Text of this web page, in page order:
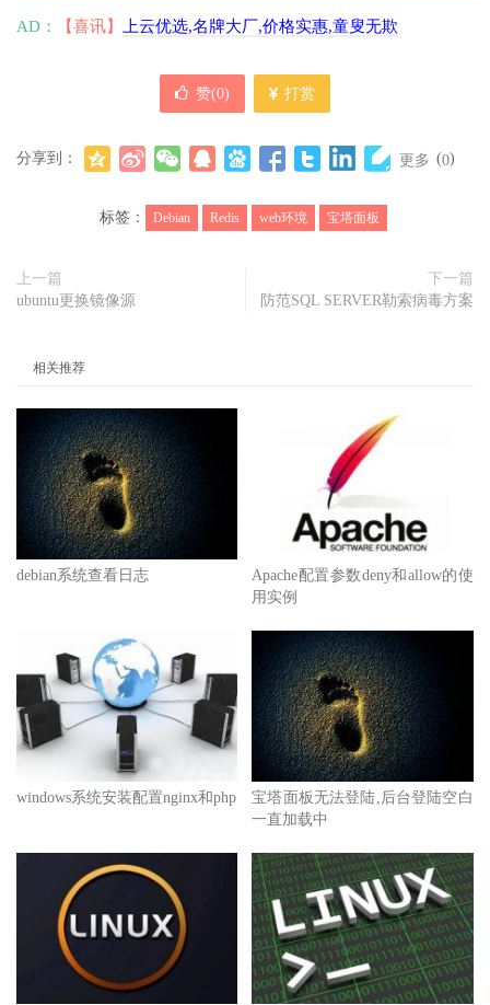
AD： 【喜讯】 上云优选,名牌大厂,价格实惠,童叟无欺
赞(0) 打赏
分享到： 更多 (0)
标签： Debian Redis web环境 宝塔面板
上一篇
ubuntu更换镜像源
下一篇
防范SQL SERVER勒索病毒方案
相关推荐
debian系统查看日志
Apache配置参数deny和allow的使
用实例
windows系统安装配置nginx和php
宝塔面板无法登陆,后台登陆空白
一直加载中